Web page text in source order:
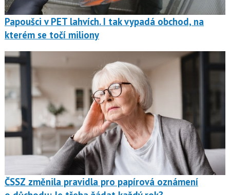
Papoušci v PET lahvích. I tak vypadá obchod, na
kterém se točí miliony
ČSSZ změnila pravidla pro papírová oznámení